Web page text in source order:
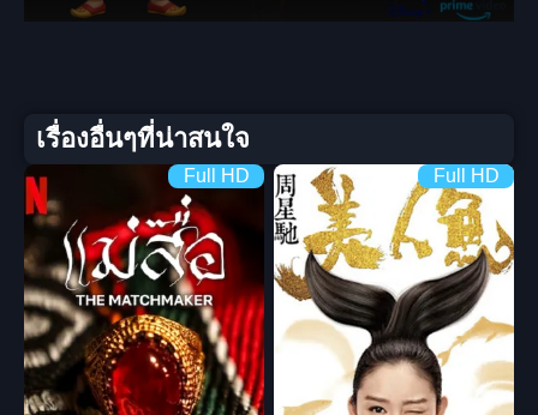
เรื่องอื่นๆที่น่าสนใจ
Full HD Full HD